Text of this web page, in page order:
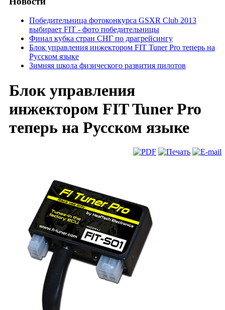
Победительница фотоконкурса GSXR Club 2013
выбирает FIT - фото победительницы
Финал кубка стран СНГ по драгрейсингу
Блок управления инжектором FIT Tuner Pro теперь на
Русском языке
Зимняя школа физического развития пилотов
Блок управления
инжектором FIT Tuner Pro
теперь на Русском языке